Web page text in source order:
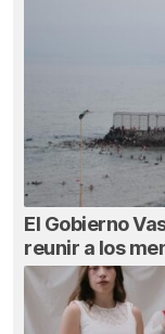
El Gobierno
reunir a los